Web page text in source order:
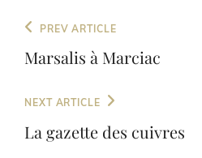
Navigation
de
Previous
Post
PREV ARTICLE
Marsalis à Marciac
Next
Post
NEXT ARTICLE
La gazette des cuivres